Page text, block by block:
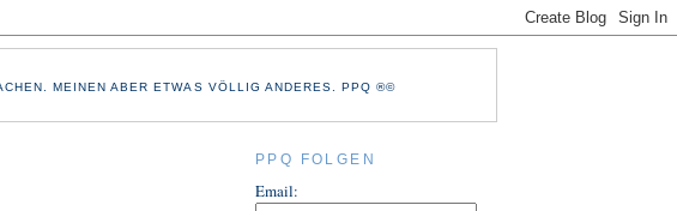
MEINEN ABER ETWAS VÖLLIG ANDERES. PPQ ®©
PPQ FOLGEN
Email: